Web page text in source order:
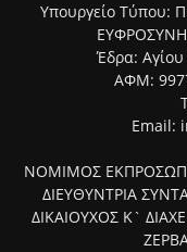
Υπουργείο Τύπου:
ΕΥΦΡΟΣΥΝΗ
Έδρα:
ΑΦΜ:
Email:
ΝΟΜΙΜΟΣ
ΔΙΕΥΘΥΝΤΡΙΑ
ΔΙΚΑΙΟΥΧΟΣ Κ`